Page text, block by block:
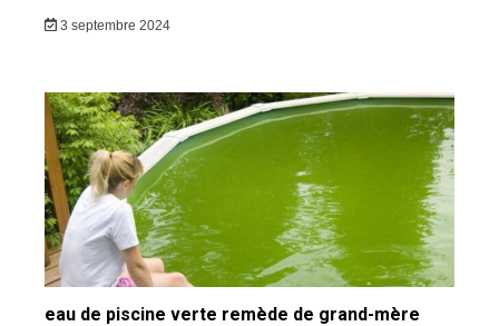
3 septembre 2024
eau de piscine verte remède de grand-mère